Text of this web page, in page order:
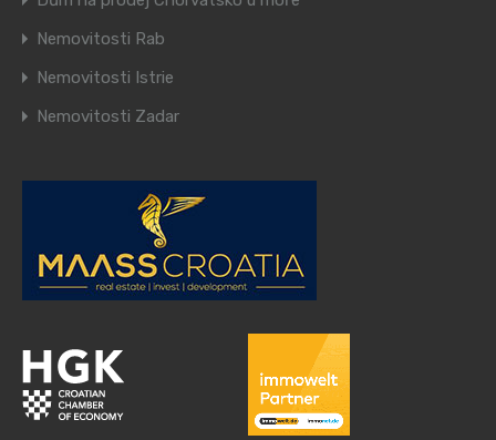
Nemovitosti Rab
Nemovitosti Istrie
Nemovitosti Zadar